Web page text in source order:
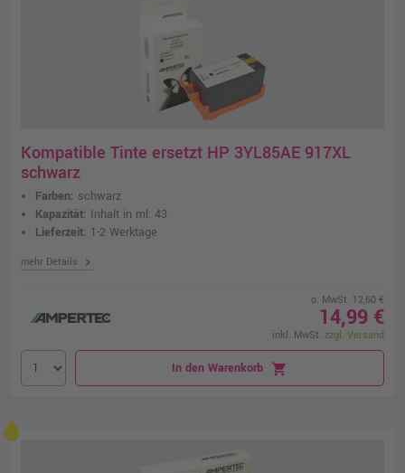
Kompatible Tinte ersetzt HP 3YL85AE 917XL
schwarz
Farben: schwarz
Kapazität: Inhalt in ml: 43
Lieferzeit: 1-2 Werktage
mehr Details chevron_right
o. MwSt. 12,60 €
14,99 €
inkl. MwSt. zzgl. Versand
In den Warenkorb shopping_cart